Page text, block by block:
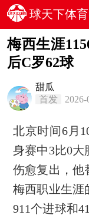
球天下体育
梅西生涯
后C罗62球
甜瓜
首发
2026-
北京时间6月
身赛中3比0
伤愈复出，他
梅西职业生涯
911个进球和